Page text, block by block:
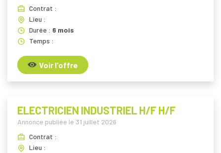
Contrat :
Lieu :
Durée : 6 mois
Temps :
Voir l'offre
ELECTRICIEN INDUSTRIEL H/F H/F
Annonce publiée le 31 juillet 2026
Contrat :
Lieu :